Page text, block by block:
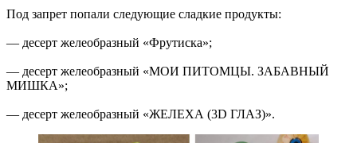
Под запрет попали следующие сладкие продукты:
— десерт желеобразный «Фрутиска»;
— десерт желеобразный «МОИ ПИТОМЦЫ. ЗАБАВНЫЙ
МИШКА»;
— десерт желеобразный «ЖЕЛЕХА (3D ГЛАЗ)».